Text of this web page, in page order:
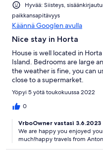
Hyvää: Siisteys,
paikkansapitävyys
Käännä Googlen avulla
Nice stay in Horta
House is well located in
Island. Bedrooms are large
the weather is fine, you can
close to a supermarket.
Yöpyi 5 yötä toukokuussa 2022
0
VrboOwner vastasi 3.6.2023
We are happy you enjoyed
much!happy travels from